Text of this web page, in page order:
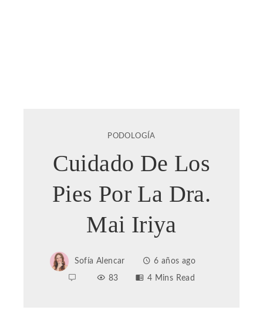
PODOLOGÍA
Cuidado De Los
Pies Por La Dra.
Mai Iriya
Sofía Alencar
6 años ago
83
4 Mins Read